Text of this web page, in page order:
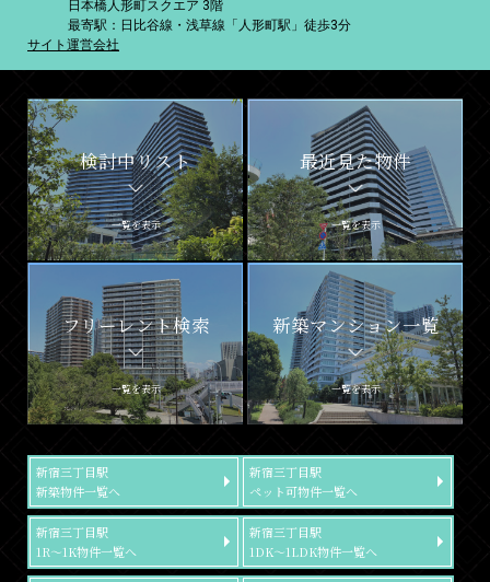
日本橋人形町スクエア 3階
最寄駅：日比谷線・浅草線「人形町駅」徒歩3分
サイト運営会社
検討中リスト
一覧を表示
最近見た物件
一覧を表示
フリーレント検索
一覧を表示
新築マンション一覧
一覧を表示
新宿三丁目駅
新築物件一覧へ
新宿三丁目駅
ペット可物件一覧へ
新宿三丁目駅
1R～1K物件一覧へ
新宿三丁目駅
1DK～1LDK物件一覧へ